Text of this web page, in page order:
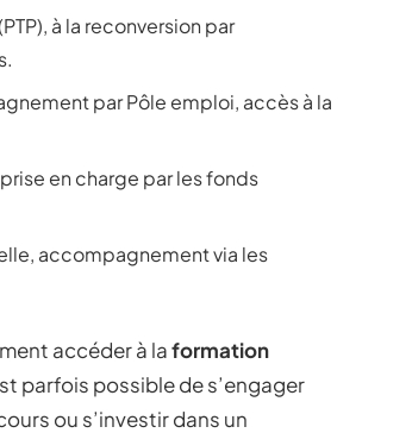
à la reconversion par
par Pôle emploi, accès à la
en charge par les fonds
accompagnement via les
accéder à laformation
parfois possible de s’engager
ou s’investir dans un